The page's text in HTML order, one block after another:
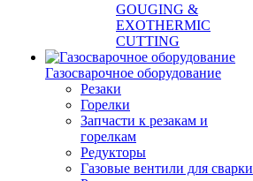
GOUGING &
EXOTHERMIC
CUTTING
Газосварочное оборудование
Резаки
Горелки
Запчасти к резакам и
горелкам
Редукторы
Газовые вентили для сварки